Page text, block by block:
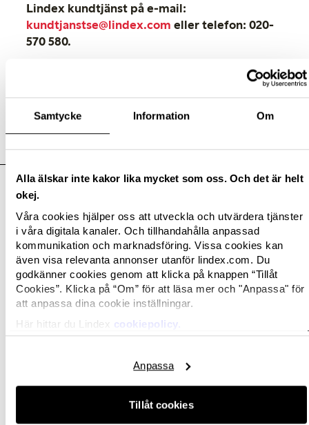
Samtycke Information Om
Alla älskar inte kakor lika mycket som oss. Och det är helt
okej.
Våra cookies hjälper oss att utveckla och utvärdera tjänster
i våra digitala kanaler. Och tillhandahålla anpassad
kommunikation och marknadsföring. Vissa cookies kan
även visa relevanta annonser utanför lindex.com. Du
godkänner cookies genom att klicka på knappen “Tillåt
Cookies”. Klicka på “Om” för att läsa mer och "Anpassa" för
att anpassa dina cookie inställningar.
Här hittar du Lindex cookiepolicy.
Tillåt cookies
Anpassa
Lindex kundtjänst på e-mail:
kundtjanstse@lindex.com eller telefon: 020-
570 580.
Relaterade bilder